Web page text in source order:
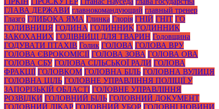
ГЛАВА ДЕРЖАВИ главнокомандующий главный тренер
Глазго ГЛИБОКА ЯМА Глинка Глорія ГНІЙ ГНІТ ГО
ГОДИВНИЦЯ ГОДИНА ГОДИННИК ГОДИННИК
ЗАКОХАНИХ ГОДІВНИЦІ ДЛЯ ТВАРИН Годовщина
ГОДУВАТИ ПТАХІВ Голик ГОЛОВА ГОЛОВА ВРУ
ГОЛОВА ЄВРОКОМІСІЇ ГОЛОВА ЗОВА ГОЛОВА ОВА
ГОЛОВА СБУ ГОЛОВА СІЛЬСЬКОЇ РАДИ ГОЛОВА
ФРАКЦІЇ ГОЛОВКОМ ГОЛОВНА БІЛЬ ГОЛОВНА ВУЛИЦЯ
ГОЛОВНА ЦІЛЬ ГОЛОВНЕ УПРАВЛІННЯ ПОЛІЦІЇ У
ЗАПОРІЗЬКІЙ ОБЛАСТІ ГОЛОВНЕ УПРАВЛІННЯ
РОЗВІДКИ ГОЛОВНИЙ БІЛЬ ГОЛОВНИЙ ДОКУМЕНТ
ГОЛОВНИЙ ЛІКАР ГОЛОВНИЙ УБОР ГОЛОВНІ НОВИНИ